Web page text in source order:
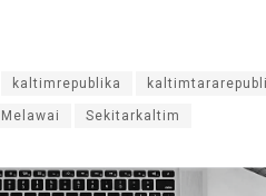
kaltimrepublika
Sekitarkaltim